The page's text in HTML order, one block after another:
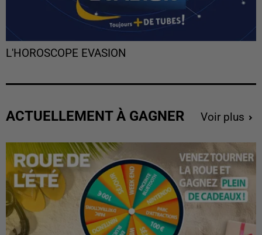
L'HOROSCOPE EVASION
ACTUELLEMENT À GAGNER Voir plus